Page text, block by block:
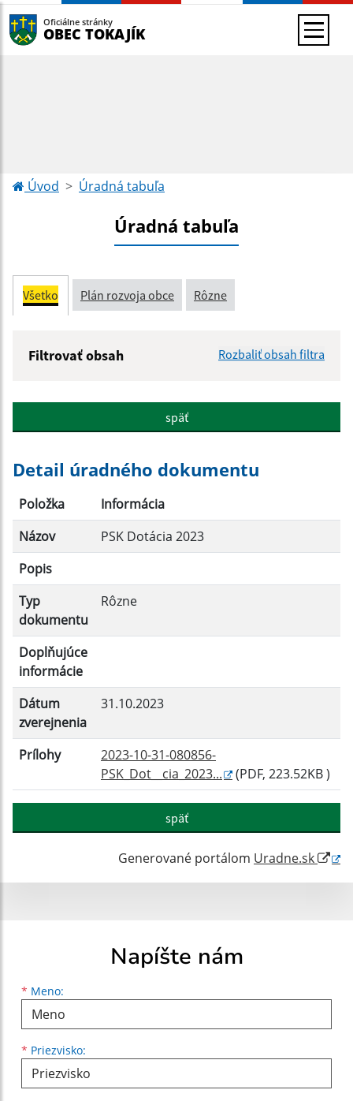
Oficiálne stránky
OBEC TOKAJÍK
Úvod Úradná tabuľa
Úradná tabuľa
Všetko Plán rozvoja obce Rôzne
Filtrovať obsah Rozbaliť obsah filtra
Popis:
Dátum zverejnenia do:
Filtrovať
späť
Detail úradného dokumentu
Položka
Informácia
Názov
PSK Dotácia 2023
Popis
Typ
dokumentu
Rôzne
Doplňujúce
informácie
Dátum
zverejnenia
31.10.2023
Prílohy
2023-10-31-080856-
PSK_Dot__cia_2023...
(PDF, 223.52KB )
späť
Generované portálom Uradne.sk
Napíšte nám
* Meno:
Meno
* Priezvisko:
Priezvisko
E-mailová adresa